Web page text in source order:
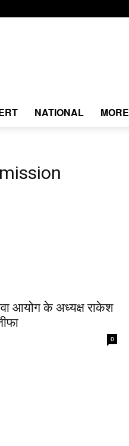
NATIONAL MORE
आयोग के अध्यक्ष राकेश
0